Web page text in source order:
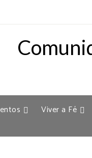
Viver a Fé